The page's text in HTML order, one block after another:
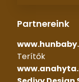
Partnereink
Terítők